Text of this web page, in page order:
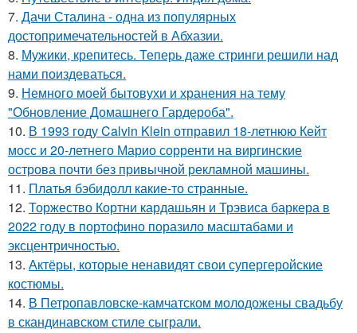
7. Дачи Сталина - одна из популярных
достопримечательностей в Абхазии.
8. Мужики, крепитесь. Теперь даже стринги решили над
нами поиздеваться.
9. Немного моей бытовухи и хранения на тему
"Обновление Домашнего Гардероба".
10. В 1993 году Calvin Klein отправил 18-летнюю Кейт
мосс и 20-летнего Марио сорренти на виргинские
острова почти без привычной рекламной машины.
11. Платья бэбидолл какие-то странные.
12. Торжество Кортни кардашьян и Трэвиса баркера в
2022 году в портофино поразило масштабами и
эксцентричностью.
13. Актёры, которые ненавидят свои супергеройские
костюмы.
14. В Петропавловске-камчатском молодожены свадьбу
в скандинавском стиле сыграли.